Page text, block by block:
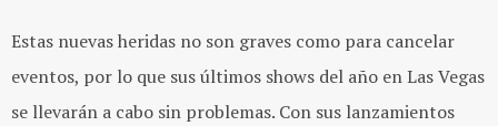
Estas nuevas heridas no son graves como para cancelar
eventos, por lo que sus últimos shows del año en Las Vegas
se llevarán a cabo sin problemas. Con sus lanzamientos